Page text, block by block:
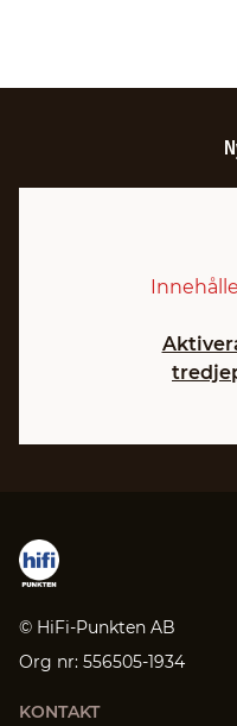
© HiFi-Punkten AB
Org nr: 556505-1934
KONTAKT